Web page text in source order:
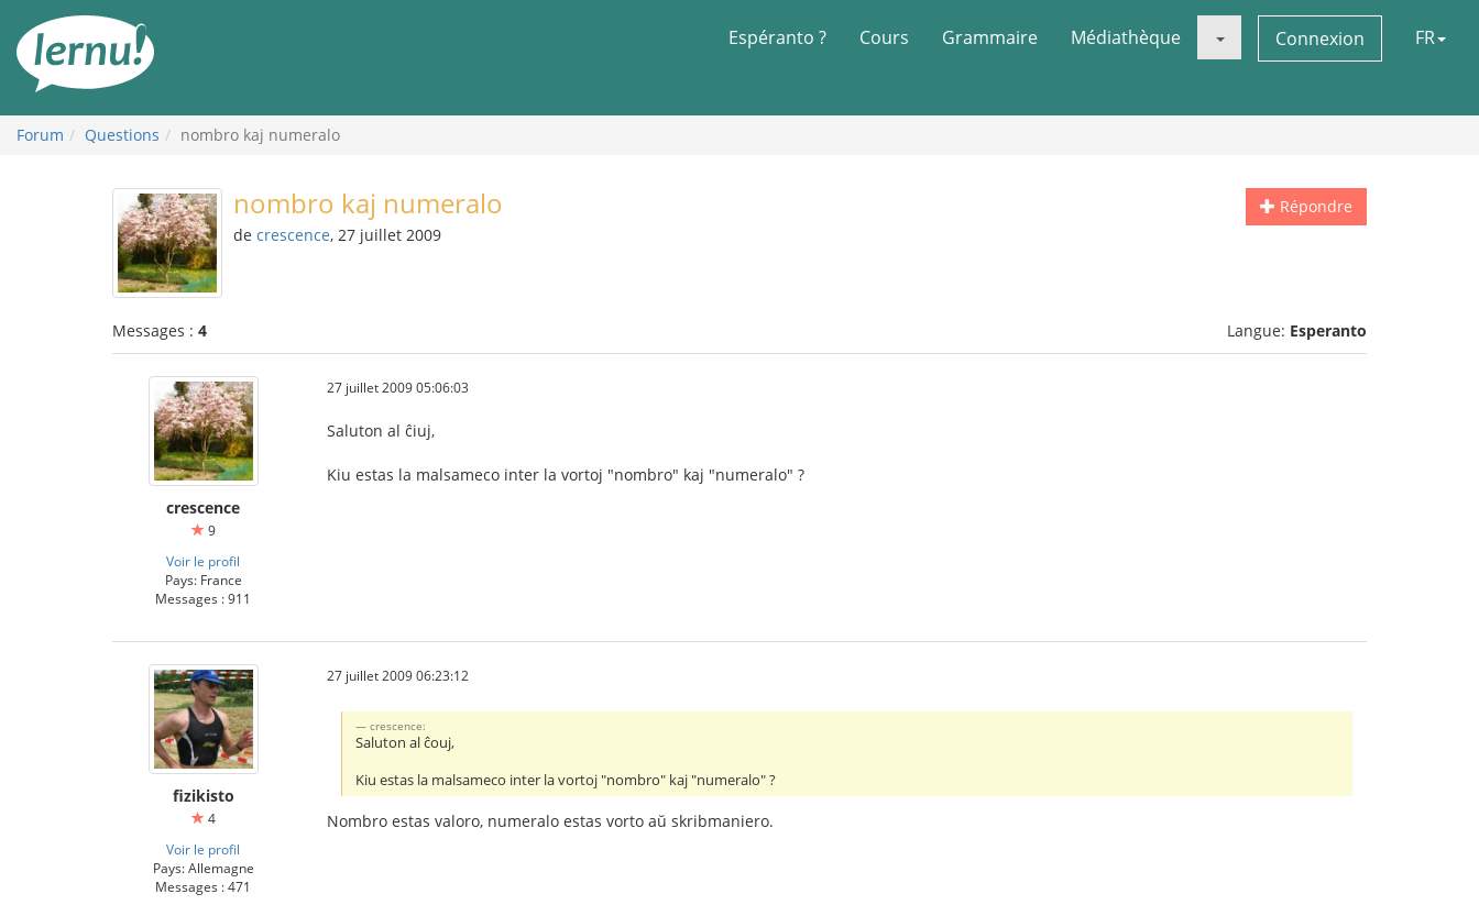
contenu
Espéranto ? Cours Grammaire Médiathèque Connexion FR
Forum Questions nombro kaj numeralo
Répondre
nombro kaj numeralo
de crescence, 27 juillet 2009
Messages : 4 Langue: Esperanto
crescence
9
Voir le profil
Pays: France
Messages : 911
27 juillet 2009 05:06:03
Saluton al ĉiuj,
Kiu estas la malsameco inter la vortoj "nombro" kaj "numeralo" ?
fizikisto
4
Voir le profil
Pays: Allemagne
Messages : 471
27 juillet 2009 06:23:12
crescence:
Saluton al ĉouj,
Kiu estas la malsameco inter la vortoj "nombro" kaj "numeralo" ?
Nombro estas valoro, numeralo estas vorto aŭ skribmaniero.